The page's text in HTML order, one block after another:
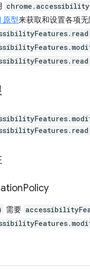
原型来获取和设置各项
Policy
需要